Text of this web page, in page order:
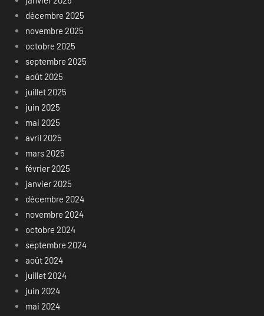
décembre 2025
novembre 2025
octobre 2025
septembre 2025
août 2025
juillet 2025
juin 2025
mai 2025
avril 2025
mars 2025
février 2025
janvier 2025
décembre 2024
novembre 2024
octobre 2024
septembre 2024
août 2024
juillet 2024
juin 2024
mai 2024